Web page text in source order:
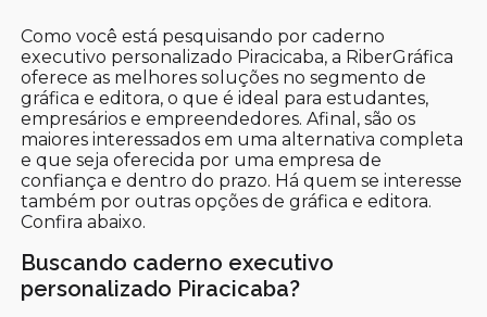
Como você está pesquisando por caderno
executivo personalizado Piracicaba, a RiberGráfica
oferece as melhores soluções no segmento de
gráfica e editora, o que é ideal para estudantes,
empresários e empreendedores. Afinal, são os
maiores interessados em uma alternativa completa
e que seja oferecida por uma empresa de
confiança e dentro do prazo. Há quem se interesse
também por outras opções de gráfica e editora.
Confira abaixo.
Buscando caderno executivo
personalizado Piracicaba?